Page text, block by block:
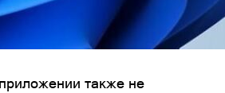
также не